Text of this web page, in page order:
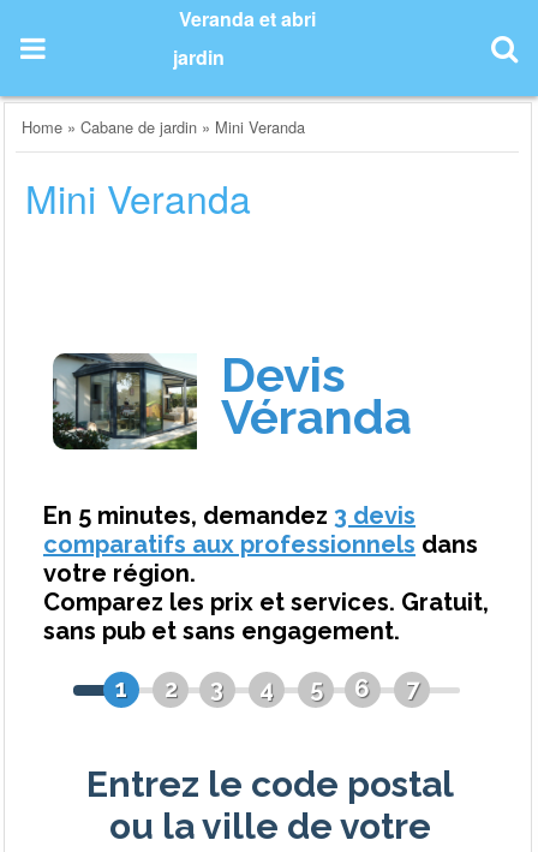
content
Veranda et abri
jardin
Home »Cabane de jardin » Mini Veranda
Mini Veranda